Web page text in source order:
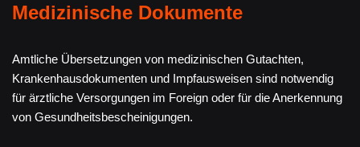
Medizinische Dokumente
Amtliche Übersetzungen von medizinischen Gutachten,
Krankenhausdokumenten und Impfausweisen sind notwendig
für ärztliche Versorgungen im Foreign oder für die Anerkennung
von Gesundheitsbescheinigungen.